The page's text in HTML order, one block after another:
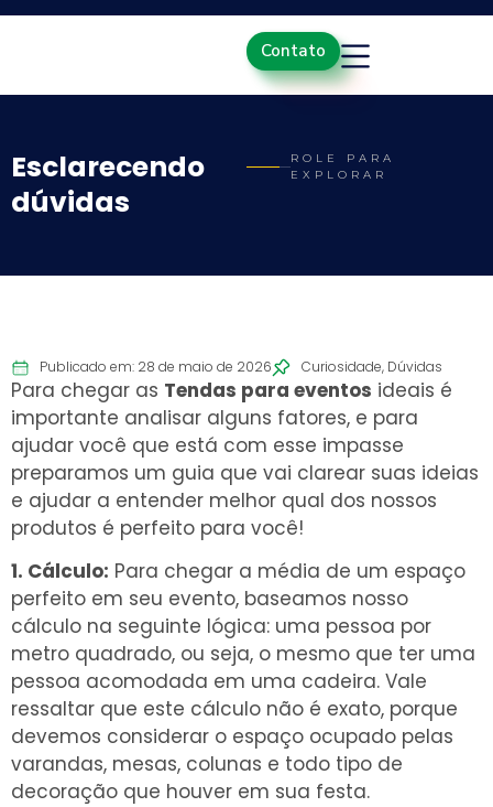
Contato
Esclarecendo
dúvidas
ROLE PARA
EXPLORAR
Publicado em: 28 de maio de 2026 Curiosidade, Dúvidas
Para chegar as Tendas para eventos ideais é
importante analisar alguns fatores, e para
ajudar você que está com esse impasse
preparamos um guia que vai clarear suas ideias
e ajudar a entender melhor qual dos nossos
produtos é perfeito para você!
1. Cálculo: Para chegar a média de um espaço
perfeito em seu evento, baseamos nosso
cálculo na seguinte lógica: uma pessoa por
metro quadrado, ou seja, o mesmo que ter uma
pessoa acomodada em uma cadeira. Vale
ressaltar que este cálculo não é exato, porque
devemos considerar o espaço ocupado pelas
varandas, mesas, colunas e todo tipo de
decoração que houver em sua festa.